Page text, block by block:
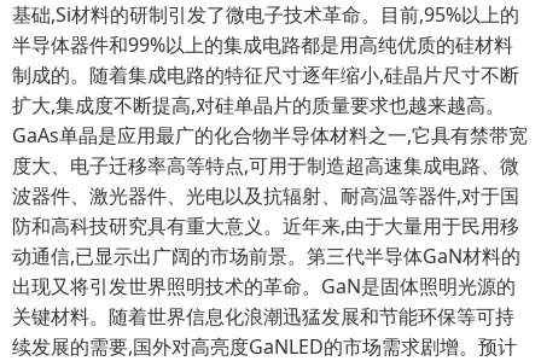
基础,Si材料的研制引发了微电子技术革命。目前,95%以上的
半导体器件和99%以上的集成电路都是用高纯优质的硅材料
制成的。随着集成电路的特征尺寸逐年缩小,硅晶片尺寸不断
扩大,集成度不断提高,对硅单晶片的质量要求也越来越高。
GaAs单晶是应用最广的化合物半导体材料之一,它具有禁带宽
度大、电子迁移率高等特点,可用于制造超高速集成电路、微
波器件、激光器件、光电以及抗辐射、耐高温等器件,对于国
防和高科技研究具有重大意义。近年来,由于大量用于民用移
动通信,已显示出广阔的市场前景。第三代半导体GaN材料的
出现又将引发世界照明技术的革命。GaN是固体照明光源的
关键材料。随着世界信息化浪潮迅猛发展和节能环保等可持
续发展的需要,国外对高亮度GaNLED的市场需求剧增。预计